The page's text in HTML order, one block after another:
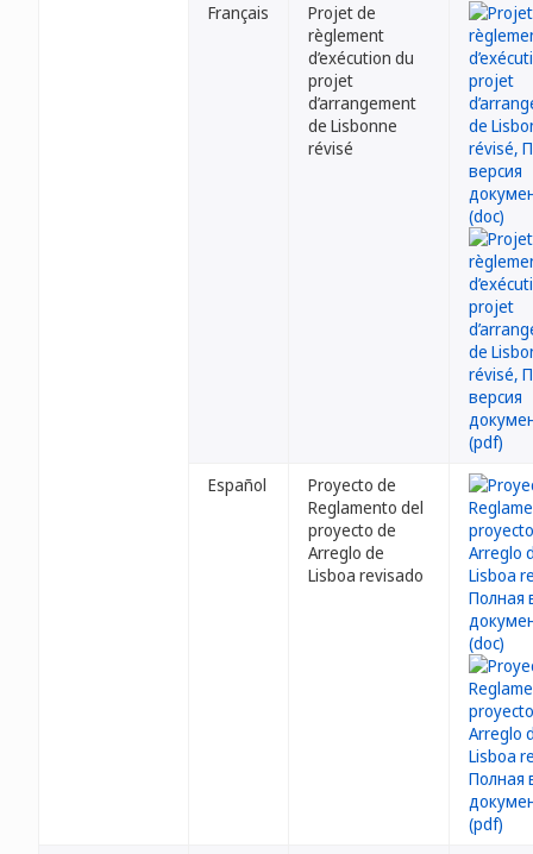
Français
Projet de
règlement
d’exécution du
projet
d’arrangement
de Lisbonne
révisé
Español
Proyecto de
Reglamento del
proyecto de
Arreglo de
Lisboa revisado